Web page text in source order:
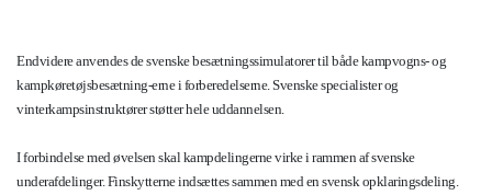
Endvidere anvendes de svenske besætningssimulatorer til både kampvogns- og
kampkøretøjsbesætning-erne i forberedelserne. Svenske specialister og
vinterkampsinstruktører støtter hele uddannelsen.
I forbindelse med øvelsen skal kampdelingerne virke i rammen af svenske
underafdelinger. Finskytterne indsættes sammen med en svensk opklaringsdeling.